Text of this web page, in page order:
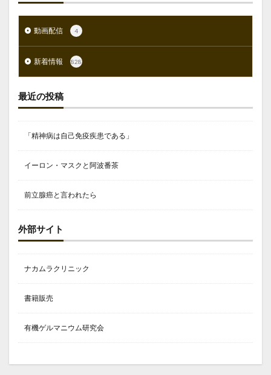
動画配信 4
新着情報 828
最近の投稿
「精神病は自己免疫疾患である」
イーロン・マスクと阿波番茶
前立腺癌と言われたら
外部サイト
ナカムラクリニック
書籍販売
有機ゲルマニウム研究会